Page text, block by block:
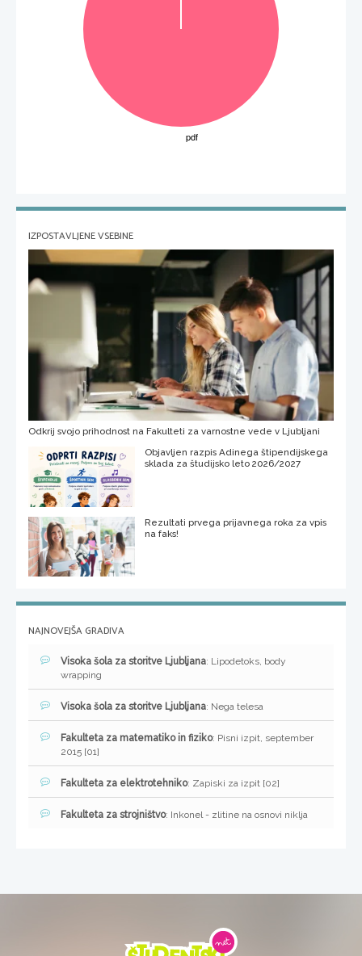
IZPOSTAVLJENE VSEBINE
Odkrij svojo prihodnost na Fakulteti za varnostne vede v Ljubljani
Objavljen razpis Adinega štipendijskega
sklada za študijsko leto 2026/2027
Rezultati prvega prijavnega roka za vpis
na faks!
NAJNOVEJŠA GRADIVA
Visoka šola za storitve Ljubljana: Lipodetoks, body
wrapping
Visoka šola za storitve Ljubljana: Nega telesa
Fakulteta za matematiko in fiziko: Pisni izpit, september
2015 [01]
Fakulteta za elektrotehniko: Zapiski za izpit [02]
Fakulteta za strojništvo: Inkonel - zlitine na osnovi niklja